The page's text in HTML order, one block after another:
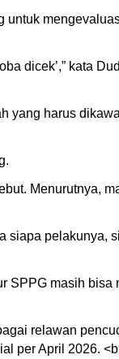
dicek’,” kata
yang harus
Menurutnya,
siapa pelakunya,
masih bisa
relawan
per April 2026.